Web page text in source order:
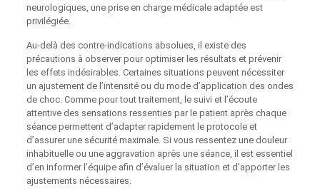
neurologiques, une prise en charge médicale adaptée est
privilégiée.
Au-delà des contre‑indications absolues, il existe des
précautions à observer pour optimiser les résultats et prévenir
les effets indésirables. Certaines situations peuvent nécessiter
un ajustement de l’intensité ou du mode d’application des ondes
de choc. Comme pour tout traitement, le suivi et l’écoute
attentive des sensations ressenties par le patient après chaque
séance permettent d’adapter rapidement le protocole et
d’assurer une sécurité maximale. Si vous ressentez une douleur
inhabituelle ou une aggravation après une séance, il est essentiel
d’en informer l’équipe afin d’évaluer la situation et d’apporter les
ajustements nécessaires.